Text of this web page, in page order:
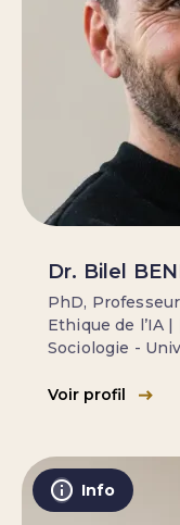
Dr. Bilel
PhD,
Ethique de l’IA
Sociologie -
Voir profil
Info